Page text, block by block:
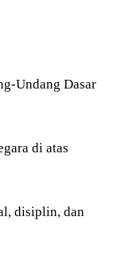
Undang Dasar
di atas
disiplin, dan